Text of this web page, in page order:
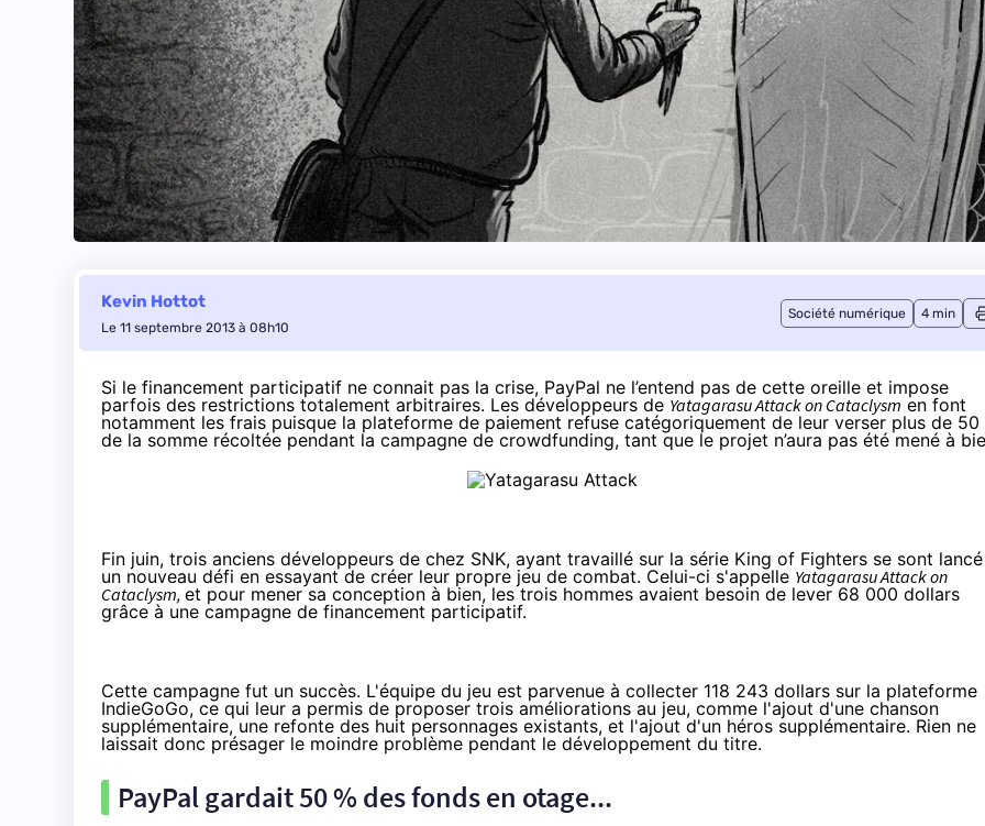
Kevin Hottot
Le 11 septembre 2013 à 08h10
Société numérique 4 min
Si le financement participatif ne connait pas la crise, PayPal ne l’entend pas de cette oreille et impose
parfois des restrictions totalement arbitraires. Les développeurs de Yatagarasu Attack on Cataclysm en font
notamment les frais puisque la plateforme de paiement refuse catégoriquement de leur verser plus de 50
de la somme récoltée pendant la campagne de crowdfunding, tant que le projet n’aura pas été mené à
Fin juin, trois anciens développeurs de chez SNK, ayant travaillé sur la série King of Fighters se sont lancé
un nouveau défi en essayant de créer leur propre jeu de combat. Celui-ci s'appelle Yatagarasu Attack on
Cataclysm, et pour mener sa conception à bien, les trois hommes avaient besoin de lever 68 000 dollars
grâce à une campagne de financement participatif.
Cette campagne fut un succès. L'équipe du jeu est parvenue à collecter 118 243 dollars sur la plateforme
IndieGoGo, ce qui leur a permis de proposer trois améliorations au jeu, comme l'ajout d'une chanson
supplémentaire, une refonte des huit personnages existants, et l'ajout d'un héros supplémentaire. Rien ne
laissait donc présager le moindre problème pendant le développement du titre.
PayPal gardait 50 % des fonds en otage...